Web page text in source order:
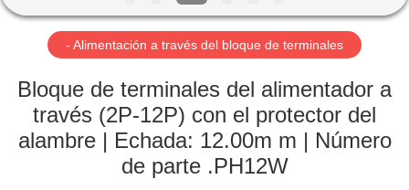
VIAJE
LA
FÁBRICA
CONTROL
- Alimentación a través del bloque de terminales
Bloque de terminales del alimentador a
través (2P-12P) con el protector del
alambre | Echada: 12.00m m | Número
de parte .PH12W